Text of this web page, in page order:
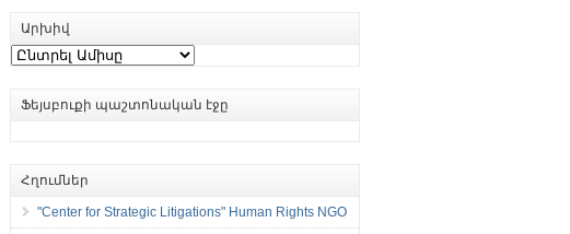
Արխիվ
Արխիվ
Ֆեյսբուքի պաշտոնական էջը
Հղումներ
"Center for Strategic Litigations" Human Rights NGO